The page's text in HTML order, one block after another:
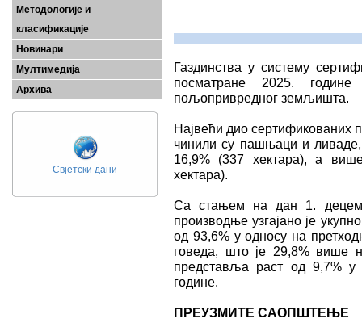
Методологије и
класификације
Новинари
Мултимедија
Архива
Свјетски дани
Газдинства у систему
посматране 2025.
пољопривредног земљишта.
Највећи дио сертификованих
чинили су пашњаци и
16,9% (337 хектара), а
хектара).
Са стањем на дан 1.
производње узгајано је
од 93,6% у односу на
говеда, што је 29,8% више
представља раст од 9,7%
године.
ПРЕУЗМИТЕ САОПШТЕЊЕ